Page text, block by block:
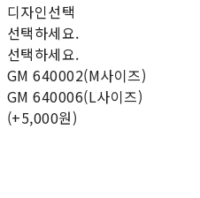
디자인선택
선택하세요.
선택하세요.
GM 640002(M사이즈)
GM 640006(L사이즈)
(+5,000원)